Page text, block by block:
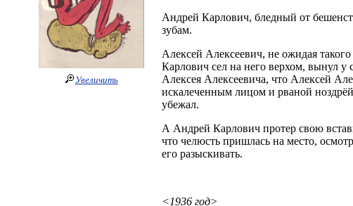
Увеличить
Андрей Карлович, бледный от
зубам.
Алексей Алексеевич, не ожидая
Карлович сел на него верхом, вынул у
Алексея Алексеевича, что Алексей
искалеченным лицом и рваной
убежал.
А Андрей Карлович протер свою
что челюсть пришлась на место,
его разыскивать.
<1936 год>